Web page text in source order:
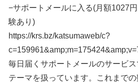
−サポートメールに入る(月額1027
験あり)
https://krs.bz/katsumaweb/c?
毎日届くサポートメールのサービ
テーマを扱っています。これまで